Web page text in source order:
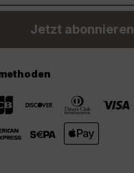
Jetzt abonnieren